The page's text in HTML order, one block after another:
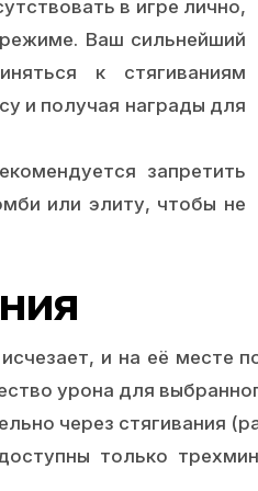
в игре лично,
Ваш сильнейший
к стягиваниям
и получая награды для
запретить
или элиту, чтобы не
и на её месте
урона для
через стягивания
только